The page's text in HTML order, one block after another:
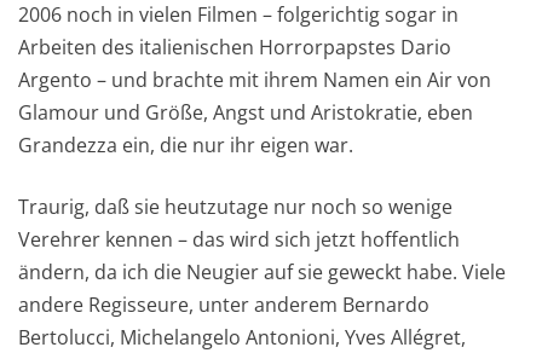
2006 noch in vielen Filmen – folgerichtig sogar in
Arbeiten des italienischen Horrorpapstes Dario
Argento – und brachte mit ihrem Namen ein Air von
Glamour und Größe, Angst und Aristokratie, eben
Grandezza ein, die nur ihr eigen war.
Traurig, daß sie heutzutage nur noch so wenige
Verehrer kennen – das wird sich jetzt hoffentlich
ändern, da ich die Neugier auf sie geweckt habe. Viele
andere Regisseure, unter anderem Bernardo
Bertolucci, Michelangelo Antonioni, Yves Allégret,